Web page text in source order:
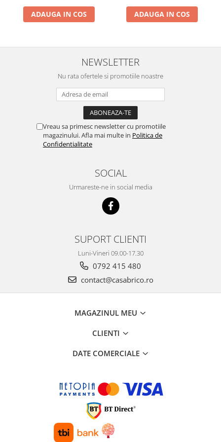
Masini de taiat caramida si BCA
Masini de taiat gresie si faianta
Masini de tencuit, gletuit, zugravit
Masini de tencuit si gletuit
Pompe de zugravit, gletuit, vopsit
Accesorii utilaje constructii
Pompe de beton
Compresoare
Compresoare angrenare directa
Tunuri de aer cald cu ardere
Tunuri de aer cald cu ardere
Redresoare si roboti pornire
Pompe submersibile de inalta
Pompe submersibile apa murdara
Pompe de suprafata centrifugale
ADAUGA IN COS ADAUGA IN COS
NEWSLETTER
Nu rata ofertele si promotiile noastre
Vreau sa primesc newsletter cu promotiile
magazinului. Afla mai multe in Politica de
Confidentialitate
SOCIAL
Urmareste-ne in social media
SUPORT CLIENTI
Luni-Vineri 09.00-17.30
0792 415 480
contact@casabrico.ro
MAGAZINUL MEU
CLIENTI
DATE COMERCIALE